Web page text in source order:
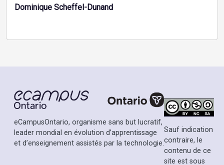
Dominique Scheffel-Dunand
eCampusOntario, organisme sans but lucratif,
leader mondial en évolution d’apprentissage
et d’enseignement assistés par la technologie.
Sauf indication
contraire, le
contenu de ce
site est sous